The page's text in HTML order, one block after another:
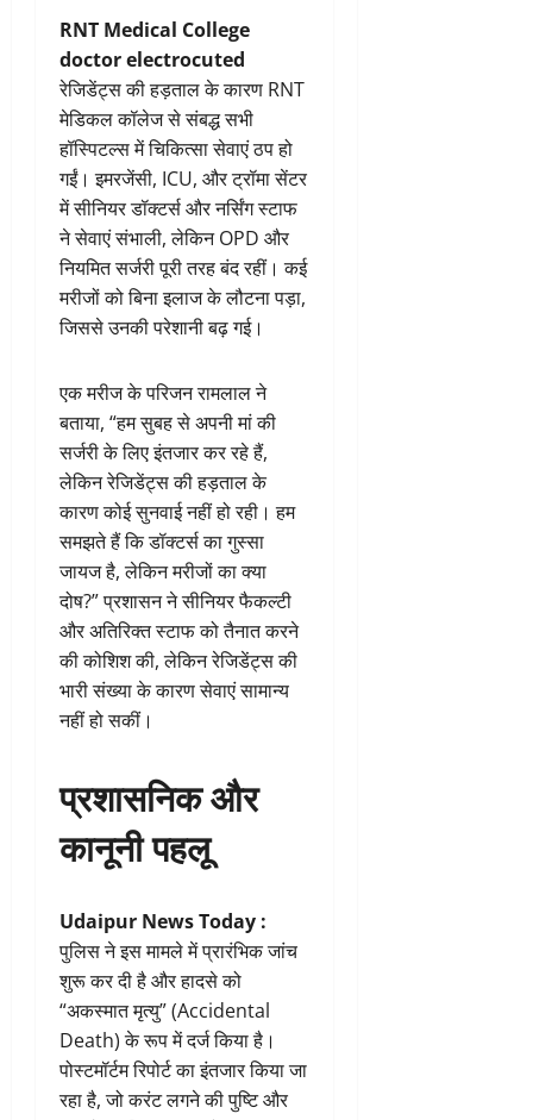
RNT Medical College
doctor electrocuted
रेजिडेंट्स की हड़ताल के कारण RNT
मेडिकल कॉलेज से संबद्ध सभी
हॉस्पिटल्स में चिकित्सा सेवाएं ठप हो
गईं। इमरजेंसी, ICU, और ट्रॉमा सेंटर
में सीनियर डॉक्टर्स और नर्सिंग स्टाफ
ने सेवाएं संभाली, लेकिन OPD और
नियमित सर्जरी पूरी तरह बंद रहीं। कई
मरीजों को बिना इलाज के लौटना पड़ा,
जिससे उनकी परेशानी बढ़ गई।
एक मरीज के परिजन रामलाल ने
बताया, “हम सुबह से अपनी मां की
सर्जरी के लिए इंतजार कर रहे हैं,
लेकिन रेजिडेंट्स की हड़ताल के
कारण कोई सुनवाई नहीं हो रही। हम
समझते हैं कि डॉक्टर्स का गुस्सा
जायज है, लेकिन मरीजों का क्या
दोष?” प्रशासन ने सीनियर फैकल्टी
और अतिरिक्त स्टाफ को तैनात करने
की कोशिश की, लेकिन रेजिडेंट्स की
भारी संख्या के कारण सेवाएं सामान्य
नहीं हो सकीं।
प्रशासनिक और
कानूनी पहलू
Udaipur News Today :
पुलिस ने इस मामले में प्रारंभिक जांच
शुरू कर दी है और हादसे को
“अकस्मात मृत्यु” (Accidental
Death) के रूप में दर्ज किया है।
पोस्टमॉर्टम रिपोर्ट का इंतजार किया जा
रहा है, जो करंट लगने की पुष्टि और